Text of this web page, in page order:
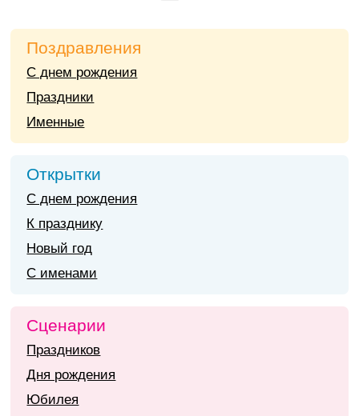
Поздравления
С днем рождения
Праздники
Именные
Открытки
С днем рождения
К празднику
Новый год
С именами
Сценарии
Праздников
Дня рождения
Юбилея